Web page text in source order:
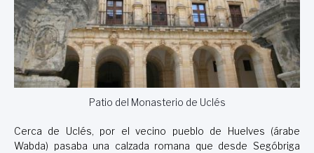
Patio del Monasterio de Uclés
Cerca de Uclés, por el vecino pueblo de Huelves (árabe
Wabda) pasaba una calzada romana que desde Segóbriga